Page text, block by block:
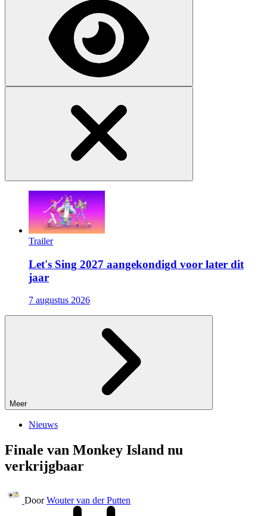
Trailer
Let's Sing 2027 aangekondigd voor later dit
jaar
7 augustus 2026
Meer
Nieuws
Finale van Monkey Island nu
verkrijgbaar
Door Wouter van der Putten